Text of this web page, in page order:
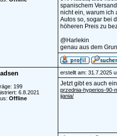
spanischem
nicht ein, warum ich
Autos so, sogar bei
höheren Preis zu
@Harlekin
genau aus dem
199
6.8.2021
Offline
erstellt am: 31.7.2025
Jetzt gibt es auch
przednia-hyperios-90-
ijania/